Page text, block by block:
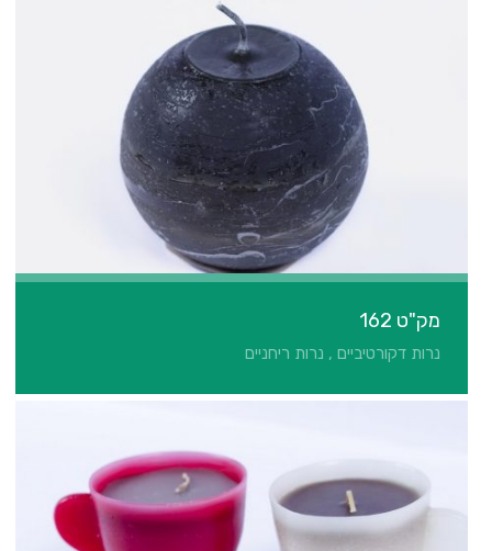
מק"ט 162
נרות דקורטיביים , נרות ריחניים